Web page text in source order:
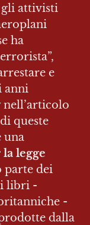
gli attivisti
ha
e
anni
queste
legge
parte dei
libri -
-
dalla